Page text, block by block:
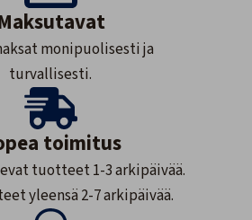
monipuolisesti ja
turvallisesti.
toimitus
tuotteet 1-3 arkipäivää.
yleensä 2-7 arkipäivää.